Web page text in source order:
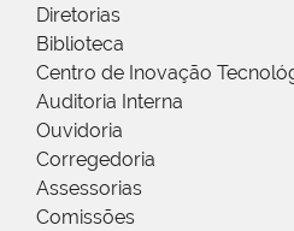
Diretorias
Biblioteca
Centro de Inovação
Auditoria Interna
Ouvidoria
Corregedoria
Assessorias
Comissões